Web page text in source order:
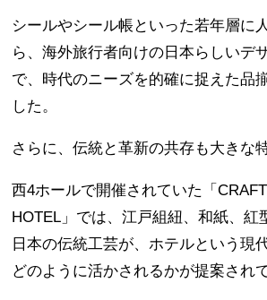
シールやシール帳といった若年層に
ら、海外旅行者向けの日本らしいデ
で、時代のニーズを的確に捉えた品
した。
さらに、伝統と革新の共存も大きな
西4ホールで開催されていた「
HOTEL」では、江戸組紐、和紙、紅
日本の伝統工芸が、ホテルという現
どのように活かされるかが提案され